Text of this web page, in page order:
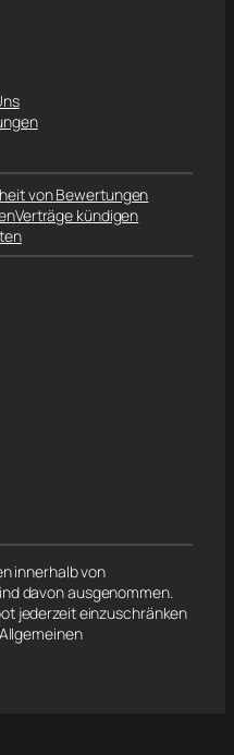
von Bewertungen
Verträge kündigen
innerhalb von
davon ausgenommen.
jederzeit einzuschränken